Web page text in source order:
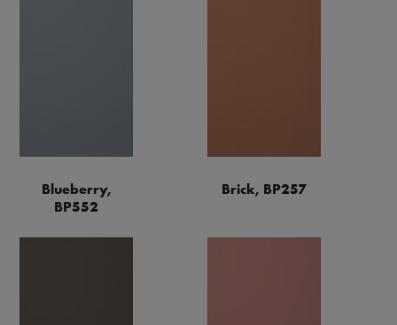
Blueberry,
BP552
Brick, BP257